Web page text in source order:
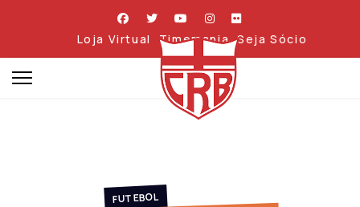
Loja Virtual Timemania Seja Sócio
FUTEBOL